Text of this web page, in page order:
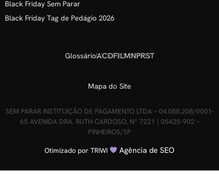
Black Friday Sem Parar
Black Friday Tag de Pedágio 2026
GlossárioACDFILMNPRST
Mapa do Site
SEM PARAR INSTITUIÇÃO DE PAGAMENTO LTDA – 04.088.208/0001-
65 AVENIDA DRA. RUTH CARDOSO, Nº 7221 | 05425-902 –
PINHEIROS/SP
Otimizado por TRIWI Agência de SEO